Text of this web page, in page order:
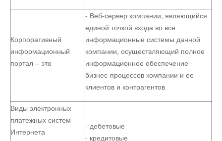
Корпоративный
информационный
портал – это
- Веб-сервер компании, являющийся
единой точкой входа во все
информационные системы данной
компании, осуществляющий полное
информационное обеспечение
бизнес-процессов компании и ее
клиентов и контрагентов
Виды электронных
платежных систем
Интернета
- дебетовые
- кредитовые